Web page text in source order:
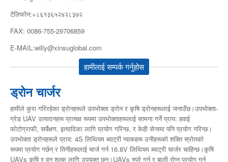
टेलिफोन:+८६१३६५२४२८३७२
FAX: 0086-755-29706859
E-MAIL:willy@xinsuglobal.com
हामीलाई सम्पर्क गर्नुहोस
ड्रोन चार्जर
हामीले कुरा गरिरहेका ड्रोनहरूले उपभोक्ता ड्रोन र कृषि ड्रोनहरूलाई जनाउँछ।उपभोक्ता-
ग्रेड UAV उत्पादनहरू प्रत्यक्ष रूपमा उपभोक्ताहरूलाई सामना गर्ने प्रायः हवाई
फोटोग्राफी, सर्वेक्षण, इत्यादिका लागि प्रयोग गरिन्छ, र केही सेनामा पनि प्रयोग गरिन्छ।
उपभोक्ता ड्रोनहरूले प्राय: 4S लिथियम ब्याट्री प्याकहरू उनीहरूको शक्ति स्रोतको
रूपमा प्रयोग गर्छन् र तिनीहरूलाई चार्ज गर्न 16.8V लिथियम ब्याट्री चार्जर चाहिन्छ।कृषि
UAVs कृषि र वन शुल्क लागि उपयुक्त छन्।UAVs स्प्रे गर्न र बाली रोप्न प्रयोग गर्न